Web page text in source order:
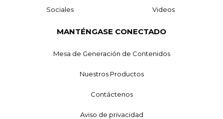
Sociales Videos
MANTÉNGASE CONECTADO
Mesa de Generación de Contenidos
Nuestros Productos
Contáctenos
Aviso de privacidad